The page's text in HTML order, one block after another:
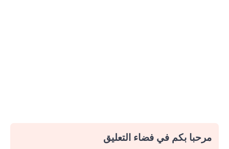
مرحبا بكم في فضاء التعليق